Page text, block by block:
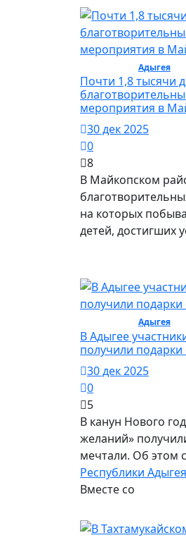
Адыгея/
Почти 1,8 тысячи
мероприятия в
30 дек 2025
0
8
В Майкопском
на которых
детей, достигших
Адыгея/
В Адыгее
получили подарки
30 дек 2025
0
5
В канун Нового
желаний»
мечтали. Об этом
Республики Адыгея
Вместе со